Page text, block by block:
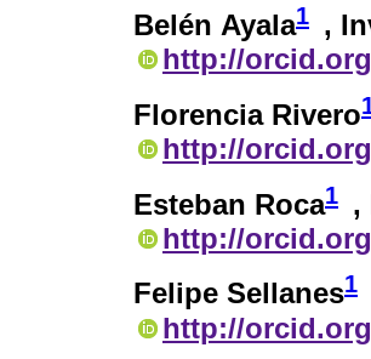
Belén Ayala1 ,
http://
Florencia Rivero
http://
Esteban Roca1 ,
http://
Felipe Sellanes1
http://